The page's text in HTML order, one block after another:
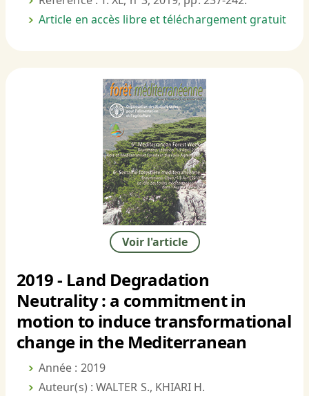
Article en accès libre et téléchargement gratuit
Voir l'article
2019 - Land Degradation
Neutrality : a commitment in
motion to induce transformational
change in the Mediterranean
Année : 2019
Auteur(s) : WALTER S., KHIARI H.